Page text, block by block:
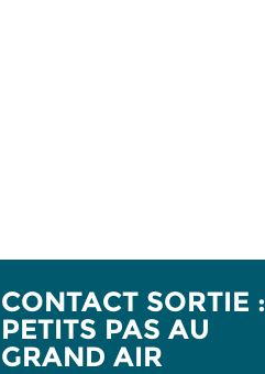
CONTACT SORTIE :
PETITS PAS AU
GRAND AIR